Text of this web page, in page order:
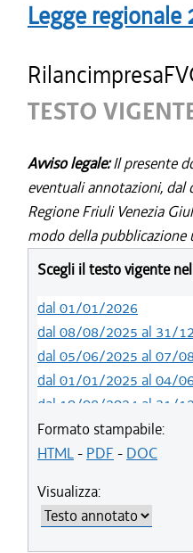
Legge regionale
TESTO
Avviso legale:Il presente
eventuali annotazioni,
Regione Friuli Venezia
modo della pubblicazione
Scegli il testo vigente
dal 01/01/2026
dal 08/08/2025 al 31/
dal 05/06/2025 al 07/
dal 01/01/2025 al 04/
dal 10/08/2024 al 31/
dal 14/05/2024 al 09/
dal 11/08/2022 al 13/
dal 21/07/2022 al 08/
dal 14/06/2022 al 20/
dal 01/01/2022 al 13/
Formato stampabile:
HTML- PDF - DOC
Visualizza: